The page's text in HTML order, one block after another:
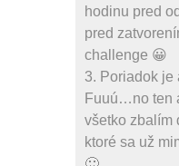
hodinu pred
pred
challenge 😀
3. Poriadok je
Fuuú…no ten
všetko zbalím
ktoré sa už